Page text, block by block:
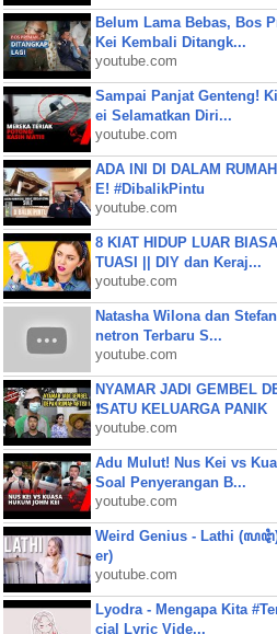
Belum Lama Bebas, Bos
Kei Kembali Ditangk...
youtube.com
Sampai Panjat Genteng!
ei Selamatkan Diri...
youtube.com
ADA INI DI DALAM
E! #DibalikPintu
youtube.com
8 KIAT HIDUP LUAR
TUASI || DIY dan Keraj...
youtube.com
Natasha Wilona dan
netron Terbaru S...
youtube.com
NYAMAR JADI GEMBEL
❗SATU KELUARGA PANIK
youtube.com
Adu Mulut! Nus Kei vs
Soal Penyerangan B...
youtube.com
Weird Genius - Lathi
er)
youtube.com
Lyodra - Mengapa Kita
cial Lyric Vide...